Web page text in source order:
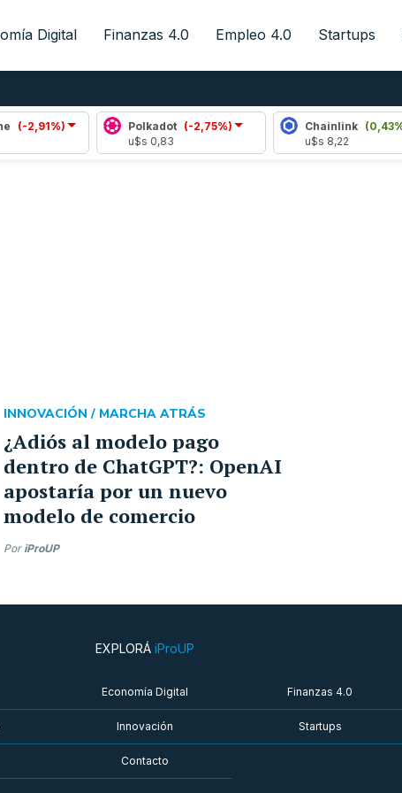
Digital Finanzas 4.0 Empleo 4.0 Startups
(-2,91%)
Polkadot
(-2,75%)
u$s 0,83
Chainlink (0,43%)
u$s 8,22
¿Adiós al modelo pago
dentro de ChatGPT?: OpenAI
apostaría por un nuevo
modelo de comercio
INNOVACIÓN / MARCHA ATRÁS
Por iProUP
EXPLORÁ iProUP
Economía Digital Finanzas 4.0
Innovación Startups
Contacto